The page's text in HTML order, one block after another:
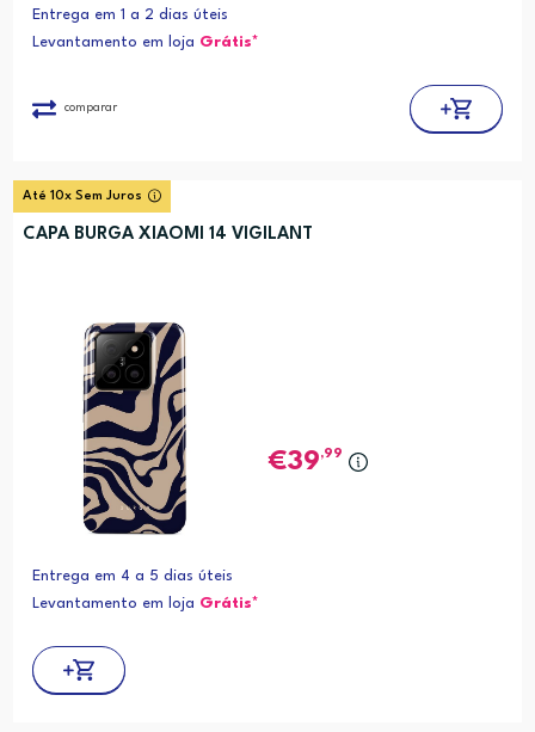
Entrega em 1 a 2 dias úteis
Levantamento em loja Grátis*
comparar
Até 10x Sem Juros
CAPA BURGA XIAOMI 14 VIGILANT
39,99
Entrega em 4 a 5 dias úteis
Levantamento em loja Grátis*